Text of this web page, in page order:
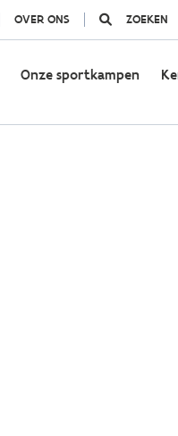
OVER ONS ZOEKEN
Onze sportkampen